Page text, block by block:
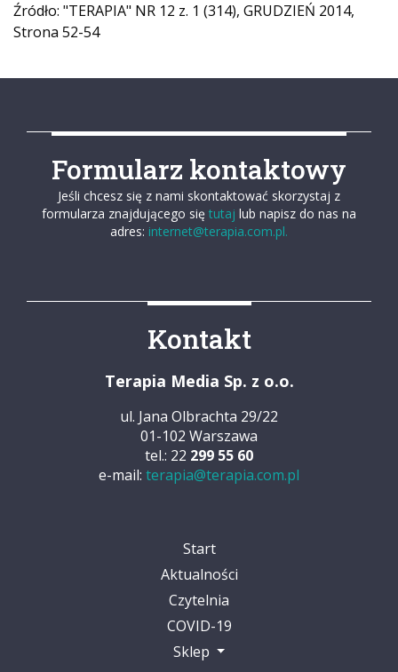
Źródło: "TERAPIA" NR 12 z. 1 (314), GRUDZIEŃ 2014,
Strona 52-54
Formularz kontaktowy
Jeśli chcesz się z nami skontaktować skorzystaj z
formularza znajdującego się tutaj lub napisz do nas na
adres: internet@terapia.com.pl.
Kontakt
Terapia Media Sp. z o.o.
ul. Jana Olbrachta 29/22
01-102 Warszawa
tel.: 22 299 55 60
e-mail: terapia@terapia.com.pl
Start
Aktualności
Czytelnia
COVID-19
Sklep